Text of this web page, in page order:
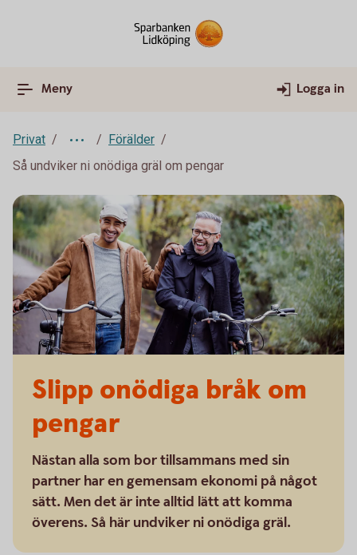
Meny Logga in
Privat
Förälder
Så undviker ni onödiga gräl om pengar
Slipp onödiga bråk om
pengar
Nästan alla som bor tillsammans med sin
partner har en gemensam ekonomi på något
sätt. Men det är inte alltid lätt att komma
överens. Så här undviker ni onödiga gräl.